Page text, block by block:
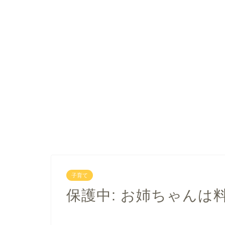
子育て
保護中: お姉ちゃんは